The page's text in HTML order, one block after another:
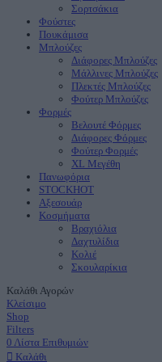
Σορτσάκια
Φούστες
Πουκάμισα
Μπλούζες
Διάφορες Μπλούζες
Μάλλινες Μπλούζες
Πλεκτές Μπλούζες
Φούτερ Μπλούζες
Φορμές
Βελουτέ Φόρμες
Διάφορες Φόρμες
Φούτερ Φορμές
XL Μεγέθη
Πανωφόρια
STOCKΗΟΤ
Aξεσουάρ
Κοσμήματα
Βραχιόλια
Δαχτυλίδια
Κολιέ
Σκουλαρίκια
Καλάθι Αγορών
Κλείσιμο
Shop
Filters
0 Λίστα Επιθυμιών
Καλάθι